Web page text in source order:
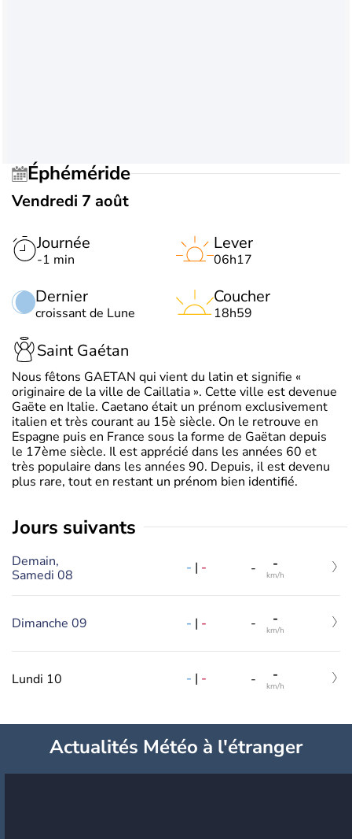
Éphéméride
Vendredi 7 août
Journée
-1 min
Dernier
croissant de Lune
Lever
06h17
Coucher
18h59
Saint Gaétan
Nous fêtons GAETAN qui vient du latin et signifie «
originaire de la ville de Caillatia ». Cette ville est devenue
Gaëte en Italie. Caetano était un prénom exclusivement
italien et très courant au 15è siècle. On le retrouve en
Espagne puis en France sous la forme de Gaëtan depuis
le 17ème siècle. Il est apprécié dans les années 60 et
très populaire dans les années 90. Depuis, il est devenu
plus rare, tout en restant un prénom bien identifié.
jours suivants
Demain,
Samedi 08
- | - - -
km/h
Dimanche 09 - | - - -
km/h
Lundi 10 - | - - -
km/h
Actualités Météo à l'étranger